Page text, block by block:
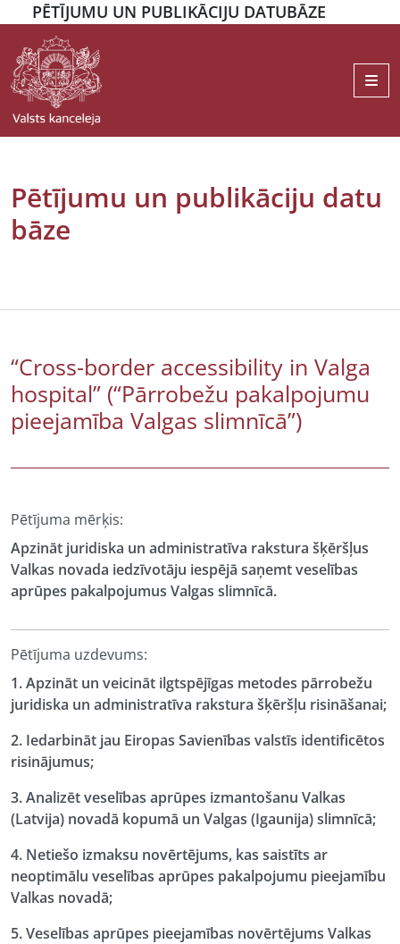
PĒTĪJUMU UN PUBLIKĀCIJU DATUBĀZE
Pētījumu un publikāciju datu
bāze
“Cross-border accessibility in Valga
hospital” (“Pārrobežu pakalpojumu
pieejamība Valgas slimnīcā”)
Pētījuma mērķis:
Apzināt juridiska un administratīva rakstura šķēršļus
Valkas novada iedzīvotāju iespējā saņemt veselības
aprūpes pakalpojumus Valgas slimnīcā.
Pētījuma uzdevums:
1. Apzināt un veicināt ilgtspējīgas metodes pārrobežu
juridiska un administratīva rakstura šķēršļu risināšanai;
2. Iedarbināt jau Eiropas Savienības valstīs identificētos
risinājumus;
3. Analizēt veselības aprūpes izmantošanu Valkas
(Latvija) novadā kopumā un Valgas (Igaunija) slimnīcā;
4. Netiešo izmaksu novērtējums, kas saistīts ar
neoptimālu veselības aprūpes pakalpojumu pieejamību
Valkas novadā;
5. Veselības aprūpes pieejamības novērtējums Valkas